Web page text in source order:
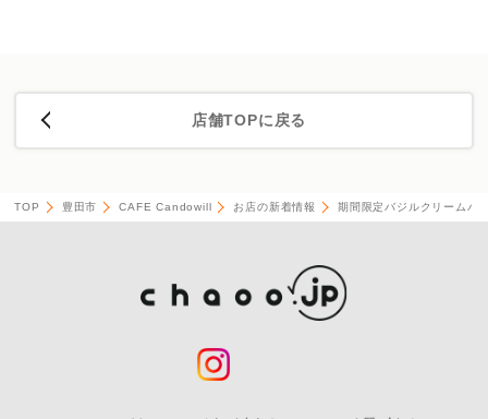
店舗TOPに戻る
TOP 豊田市 CAFE Candowill お店の新着情報 期間限定バジルクリームパ